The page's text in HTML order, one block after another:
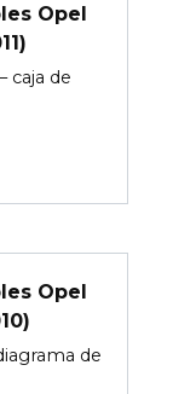
Opel
caja de
Opel
de